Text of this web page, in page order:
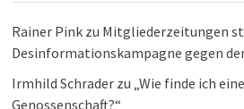
Rainer Pink zu Mitgliederzeitungen
Desinformationskampagne gegen
Irmhild Schrader zu „Wie finde ich
Genossenschaft?“